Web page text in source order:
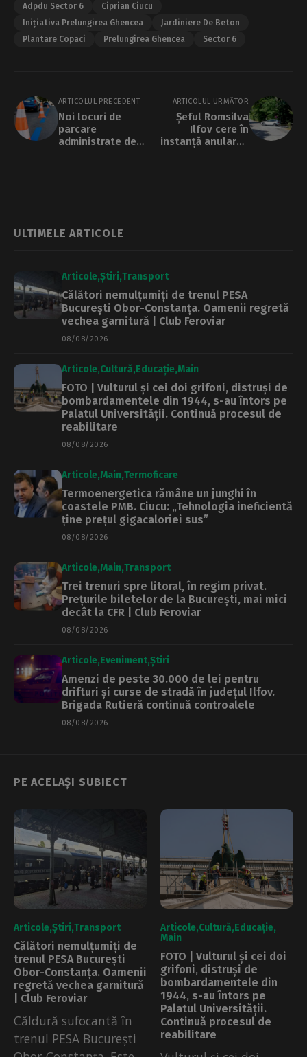
Adpdu Sector 6
Ciprian Ciucu
Inițiativa Prelungirea Ghencea
Jardiniere De Beton
Plantare Copaci
Prelungirea Ghencea Sector 6
ARTICOLUL PRECEDENT
Noi locuri de
parcare
administrate de
ARTICOLUL URMĂTOR
Șeful Romsilva
Ilfov cere în
instanță anularea
ULTIMELE ARTICOLE
Articole Știri Transport
Călători nemulțumiți de trenul PESA
București Obor-Constanța. Oamenii regretă
vechea garnitură | Club Feroviar
08/08/2026
Articole Cultură Educație Main
FOTO | Vulturul și cei doi grifoni, distruși de
bombardamentele din 1944, s-au întors pe
Palatul Universității. Continuă procesul de
reabilitare
08/08/2026
Articole Main Termoficare
Termoenergetica rămâne un junghi în
coastele PMB. Ciucu: „Tehnologia ineficientă
ține prețul gigacaloriei sus”
08/08/2026
Articole Main Transport
Trei trenuri spre litoral, în regim privat.
Prețurile biletelor de la București, mai mici
decât la CFR | Club Feroviar
08/08/2026
Articole Eveniment Știri
Amenzi de peste 30.000 de lei pentru
drifturi și curse de stradă în județul Ilfov.
Brigada Rutieră continuă controalele
08/08/2026
PE ACELAȘI SUBIECT
Articole Știri Transport
Călători nemulțumiți de
trenul PESA București
Obor-Constanța. Oamenii
regretă vechea garnitură
| Club Feroviar
Căldură sufocantă în
trenul PESA București
Articole Cultură Educație
Main
FOTO | Vulturul și cei doi
grifoni, distruși de
bombardamentele din
1944, s-au întors pe
Palatul Universității.
Continuă procesul de
reabilitare